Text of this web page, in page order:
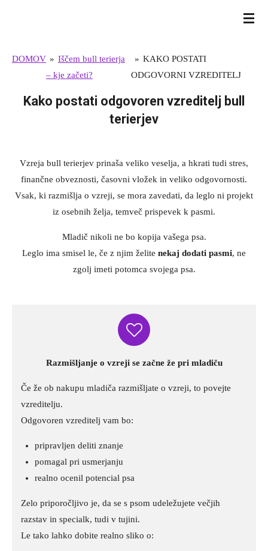
content
DOMOV » Iščem bull terierja
– kje začeti?
» KAKO POSTATI
ODGOVORNI VZREDITELJ
Kako postati odgovoren vzreditelj bull
terierjev
Vzreja bull terierjev prinaša veliko veselja, a hkrati tudi stres,
finančne obveznosti, časovni vložek in veliko odgovornosti.
Vsak, ki razmišlja o vzreji, se mora zavedati, da leglo ni projekt
iz osebnih želja, temveč prispevek k pasmi.
Mladič nikoli ne bo kopija vašega psa.
Leglo ima smisel le, če z njim želite nekaj dodati pasmi, ne
zgolj imeti potomca svojega psa.
Razmišljanje o vzreji se začne že pri mladiču
Če že ob nakupu mladiča razmišljate o vzreji, to povejte
vzreditelju.
Odgovoren vzreditelj vam bo:
pripravljen deliti znanje
pomagal pri usmerjanju
realno ocenil potencial psa
Zelo priporočljivo je, da se s psom udeležujete večjih
razstav in specialk, tudi v tujini.
Le tako lahko dobite realno sliko o: